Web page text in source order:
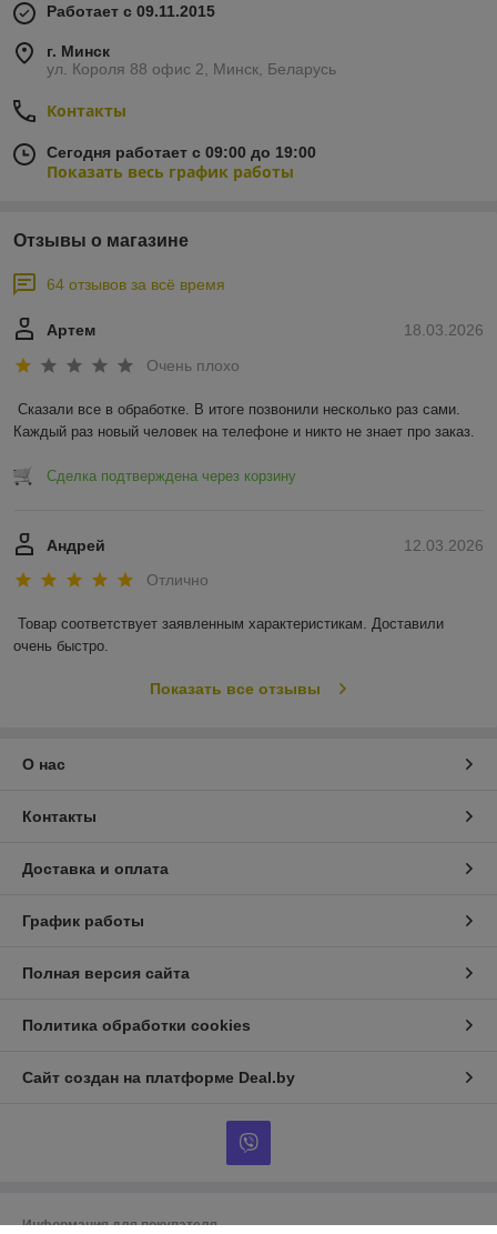
Работает с 09.11.2015
г. Минск
ул. Короля 88 офис 2, Минск, Беларусь
Контакты
Сегодня работает с 09:00 до 19:00
Показать весь график работы
Отзывы о магазине
64 отзывов за всё время
18.03.2026
Артем
Очень плохо
Сказали все в обработке. В итоге позвонили несколько раз сами.
Каждый раз новый человек на телефоне и никто не знает про заказ.
Сделка подтверждена через корзину
12.03.2026
Андрей
Отлично
Товар соответствует заявленным характеристикам. Доставили
очень быстро.
Показать все отзывы
О нас
Контакты
Доставка и оплата
График работы
Полная версия сайта
Политика обработки cookies
Сайт создан на платформе Deal.by
Информация для покупателя